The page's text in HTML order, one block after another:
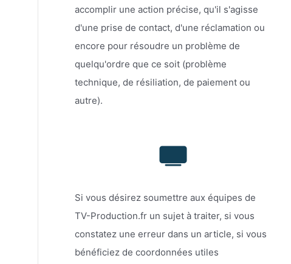
accomplir une action précise, qu'il s'agisse
d'une prise de contact, d'une réclamation ou
encore pour résoudre un problème de
quelqu'ordre que ce soit (problème
technique, de résiliation, de paiement ou
autre).
Si vous désirez soumettre aux équipes de
TV-Production.fr un sujet à traiter, si vous
constatez une erreur dans un article, si vous
bénéficiez de coordonnées utiles